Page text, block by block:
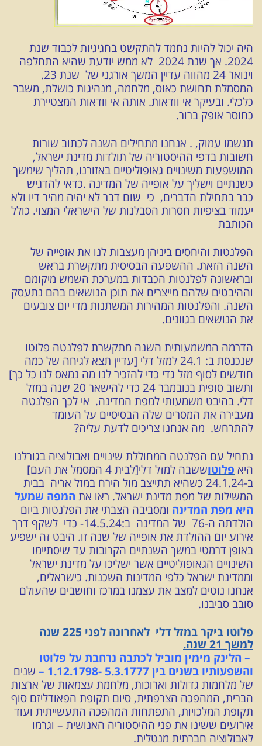
היה יכול להיות נחמד להתקשט בחגיגיות לכבוד שנת
2024. אך שנת 2024 לא ממש יודעת שהיא התחלפה
וינואר 24 מהווה עדיין המשך אורגני של שנת 23.
המסמלת תחושת כאוס, מלחמה, מנהיגות כושלת, משבר
כלכלי. ובעיקר אי וודאות. אותה אי וודאות המצטיירת
כחוסר אופק ברור.
תנשמו עמוק, . אנחנו מתחילים השנה לכתוב שורות
חשובות בדפי ההיסטוריה של תולדות מדינת ישראל,
המושפעות משינויים גאופוליטיים באזורנו, תהליך שימשך
כשנתיים וישליך על אופייה של המדינה .כדאי להדגיש
כבר בתחילת הדברים, כי שום דבר לא יהיה מהיר דיו ולא
יעמוד בציפיות חסרות הסבלנות של הישראלי המצוי. כולל
הכותבת
הפלנטות והיחסים ביניהן מעצבות לנו את אופייה של
השנה הזאת. ההשפעה הבסיסית מתקשרת בראש
ובראשונה לפלנטות הכבדות במערכת השמש מיקומם
וההיבטים שלהם מייצרים את תוכן הנושאים בהם נתעסק
השנה. והפלנטות המהירות המשתנות מדי יום צובעים
את הנושאים בגוונים.
הדרמה המשמעותית השנה מתקשרת לפלנטה פלוטו
שנכנסת ב: 24.1 למזל דלי [עדיין תצא לגיחה של כמה
חודשים לסוף מזל גדי כדי להזכיר לנו מה נמאס לנו כל כך]
ותשוב סופית בנובמבר 24 כדי להישאר 20 שנה במזל
דלי. בהיבט משמעותי למפת המדינה. אי לכך הפלנטה
מעבירה את המסרים שלה הבסיסיים על העומד
להתרחש. מה אנחנו צריכים לדעת עליה?
נתחיל עם הפלנטה המחוללת שינויים ואבולוציה בגורלנו
היא פלוטו
ששבה למזל דלי[לבית 4 המסמל את העם]
ב-24.1.24 כשהיא תתייצב מול הירח במזל אריה בבית
המשילות של מפת מדינת ישראל. ראו את המפה שמעל
היא מפת המדינה ומסביבה הצבתי את הפלנטות ביום
הולדתה ה-76 של המדינה ב:14.5.24- כדי לשקף דרך
אירוע יום ההולדת את אופייה של שנה זו. היבט זה ישפיע
באופן דרמטי במשך השנתיים הקרובות עד שיסתיימו
השינויים הגאופוליטיים אשר ישליכו על מדינת ישראל
וממדינת ישראל כלפי המדינות השכנות. כישראלים,
אנחנו נוטים למצב את עצמנו במרכז וחושבים שהעולם
סובב סביבנו.
פלוטו ביקר במזל דלי לאחרונה לפני 225 שנה
למשך 21 שנה.
– הלינק מימין מוביל לכתבה נרחבת על פלוטו
והשפעותיו בשנים בין 5.3.1777 -1.12.1798 –
שנים
של מלחמות גדולות וארוכות, מלחמת עצמאות של ארצות
הברית, המהפכה הצרפתית, סיום תקופת הפאודליזם סוף
תקופת המלכויות, התפתחות המהפכה התעשייתית ועוד
אירועים ששינו את פני ההיסטוריה האנושית – וגרמו
לאבולוציה חברתית מנטלית.